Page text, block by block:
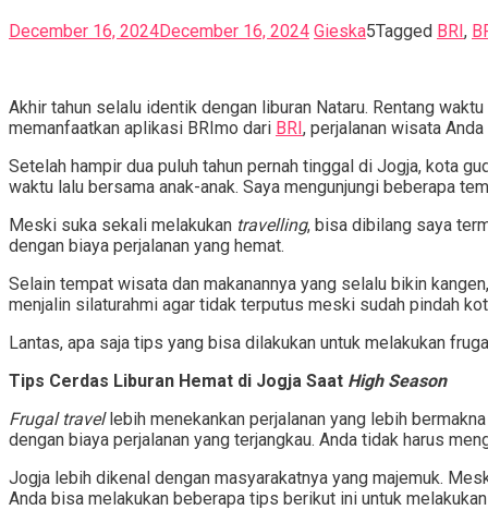
December 16, 2024December 16, 2024 Gieska5Tagged BRI,
Akhir tahun selalu identik dengan liburan Nataru. Rentang
memanfaatkan aplikasi BRImo dari BRI, perjalanan wisata
Setelah hampir dua puluh tahun pernah tinggal di Jogja, kota
waktu lalu bersama anak-anak. Saya mengunjungi beberapa
Meski suka sekali melakukan travelling, bisa dibilang saya
dengan biaya perjalanan yang hemat.
Selain tempat wisata dan makanannya yang selalu bikin
menjalin silaturahmi agar tidak terputus meski sudah pindah
Lantas, apa saja tips yang bisa dilakukan untuk melakukan
Tips Cerdas Liburan Hemat di Jogja Saat High Season
Frugal travellebih menekankan perjalanan yang lebih
dengan biaya perjalanan yang terjangkau. Anda tidak harus
Jogja lebih dikenal dengan masyarakatnya yang majemuk.
Anda bisa melakukan beberapa tips berikut ini untuk